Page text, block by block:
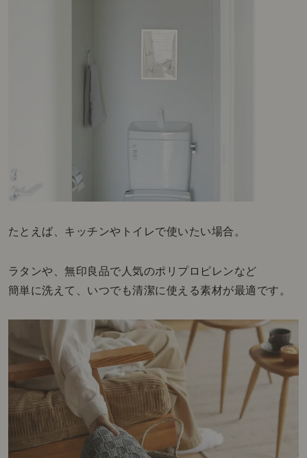
たとえば、キッチンやトイレで使いたい場合。
ラタンや、無印良品で人気のポリプロピレンなど
簡単に洗えて、いつでも清潔に使える素材が最適です。